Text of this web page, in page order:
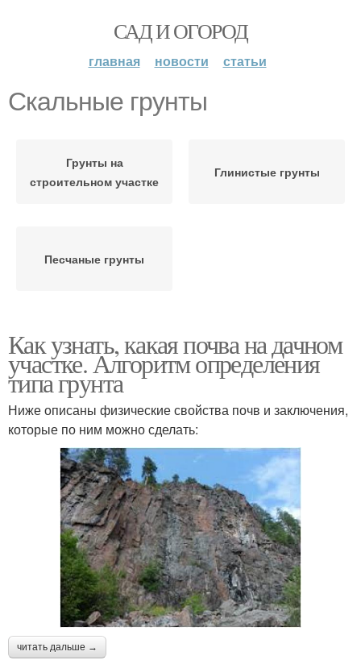
САД И ОГОРОД
главная новости статьи
Скальные грунты
Грунты на
строительном участке
Глинистые грунты
Песчаные грунты
Как узнать, какая почва на дачном
участке. Алгоритм определения
типа грунта
Ниже описаны физические свойства почв и заключения,
которые по ним можно сделать:
читать дальше →